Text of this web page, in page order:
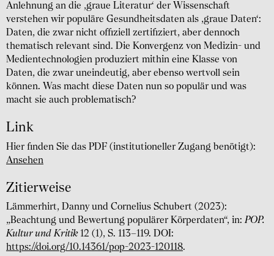
Anlehnung an die ‚graue Literatur‘ der Wissenschaft
verstehen wir populäre Gesundheitsdaten als ‚graue Daten‘:
Daten, die zwar nicht offiziell zertifiziert, aber dennoch
thematisch relevant sind. Die Konvergenz von Medizin- und
Medientechnologien produziert mithin eine Klasse von
Daten, die zwar uneindeutig, aber ebenso wertvoll sein
können. Was macht diese Daten nun so populär und was
macht sie auch problematisch?
Link
Hier finden Sie das PDF (institutioneller Zugang benötigt):
Ansehen
Zitierweise
Lämmerhirt, Danny und Cornelius Schubert (2023):
„Beachtung und Bewertung populärer Körperdaten“, in:POP.
Kultur und Kritik12 (1), S. 113–119. DOI:
https://doi.org/10.14361/pop-2023-120118.